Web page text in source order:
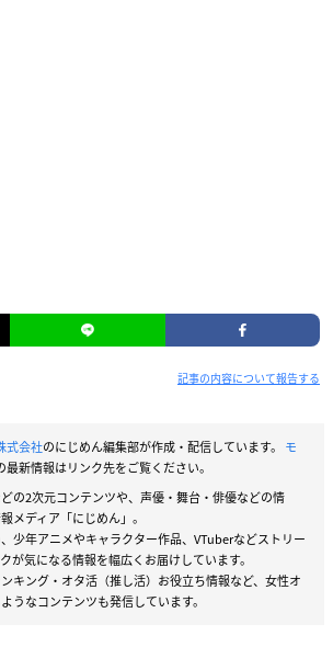
記事の内容について報告する
式会社のにじめん編集部が作成・配信しています。 モ
最新情報はリンク先をご覧ください。
の2次元コンテンツや、声優・舞台・俳優などの情
メディア「にじめん」。
少年アニメやキャラクター作品、VTuberなどストリー
が気になる情報を幅広くお届けしています。
キング・オタ活（推し活）お役立ち情報など、女性オ
うなコンテンツも発信しています。